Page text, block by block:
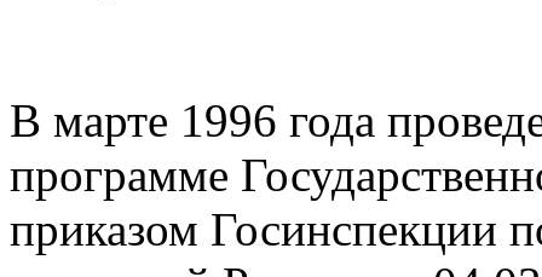
В марте 1996 года
программе
приказом Госинспекции